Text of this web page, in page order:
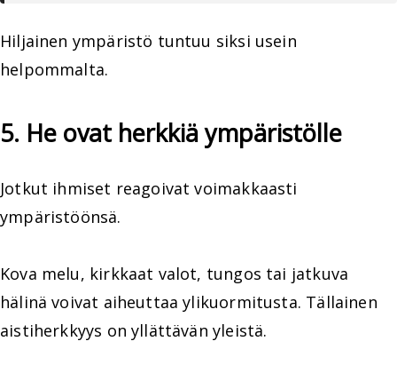
Hiljainen ympäristö tuntuu siksi usein
helpommalta.
5. He ovat herkkiä ympäristölle
Jotkut ihmiset reagoivat voimakkaasti
ympäristöönsä.
Kova melu, kirkkaat valot, tungos tai jatkuva
hälinä voivat aiheuttaa ylikuormitusta. Tällainen
aistiherkkyys on yllättävän yleistä.